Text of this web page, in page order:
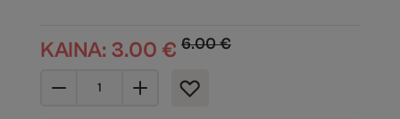
KAINA: 3.00 € 6.00€